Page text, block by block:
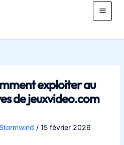
Main
exploiter au
de jeuxvideo.com
/ 15 février 2026